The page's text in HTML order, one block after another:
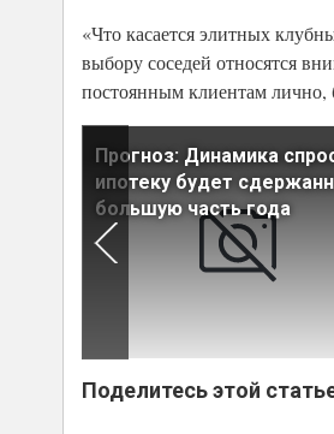
«Что касается элитных
выбору соседей относятся
постоянным клиентам лично,
Прогноз: Динамика
ипотеку будет
большую часть года
Поделитесь этой